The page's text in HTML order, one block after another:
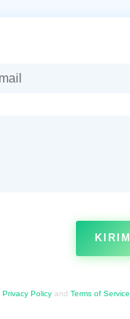
KIRIM
Privacy Policyand Terms of Service